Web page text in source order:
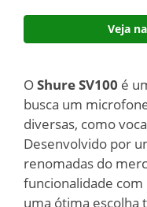
Veja
OShure SV100 é
busca um
diversas, como
Desenvolvido por
renomadas do
funcionalidade
uma ótima escolha